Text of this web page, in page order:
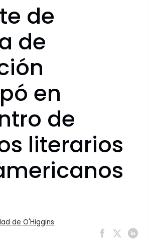
de
de
en
de
literarios
de O'Higgins